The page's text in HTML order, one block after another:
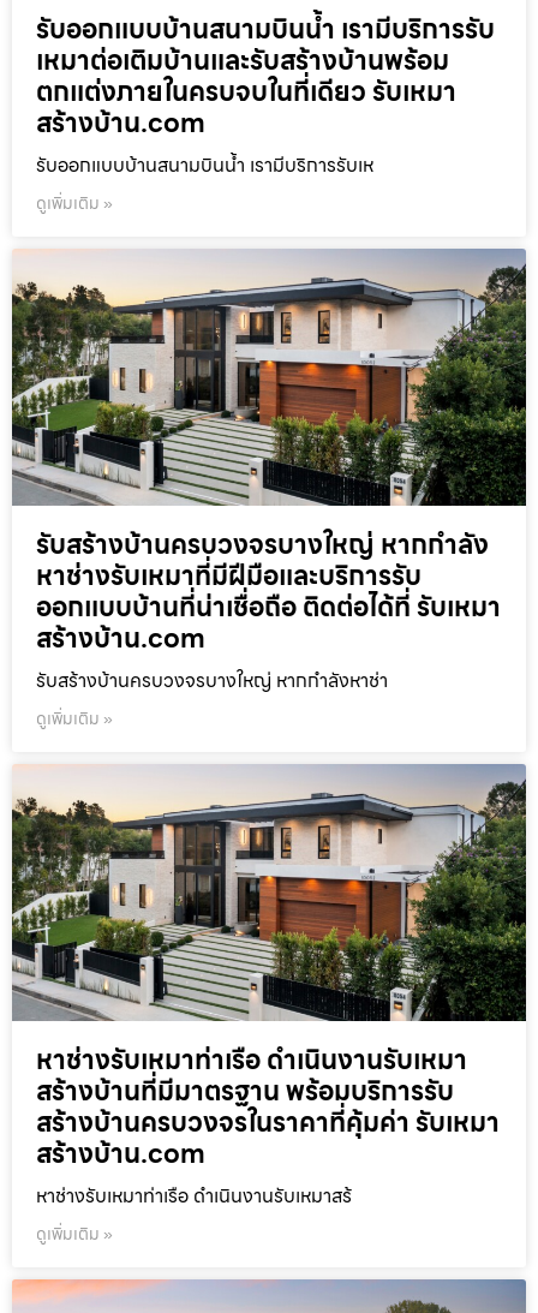
รับออกแบบบ้านสนามบินน้ำ เรามีบริการรับ
เหมาต่อเติมบ้านและรับสร้างบ้านพร้อม
ตกแต่งภายในครบจบในที่เดียว รับเหมา
สร้างบ้าน.com
รับออกแบบบ้านสนามบินน้ำ เรามีบริการรับเห
ดูเพิ่มเติม »
รับสร้างบ้านครบวงจรบางใหญ่ หากกำลัง
หาช่างรับเหมาที่มีฝีมือและบริการรับ
ออกแบบบ้านที่น่าเชื่อถือ ติดต่อได้ที่ รับเหมา
สร้างบ้าน.com
รับสร้างบ้านครบวงจรบางใหญ่ หากกำลังหาช่า
ดูเพิ่มเติม »
หาช่างรับเหมาท่าเรือ ดำเนินงานรับเหมา
สร้างบ้านที่มีมาตรฐาน พร้อมบริการรับ
สร้างบ้านครบวงจรในราคาที่คุ้มค่า รับเหมา
สร้างบ้าน.com
หาช่างรับเหมาท่าเรือ ดำเนินงานรับเหมาสร้
ดูเพิ่มเติม »